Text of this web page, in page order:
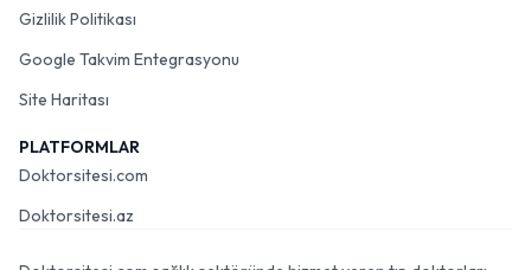
Gizlilik Politikası
Google Takvim Entegrasyonu
Site Haritası
PLATFORMLAR
Doktorsitesi.com
Doktorsitesi.az